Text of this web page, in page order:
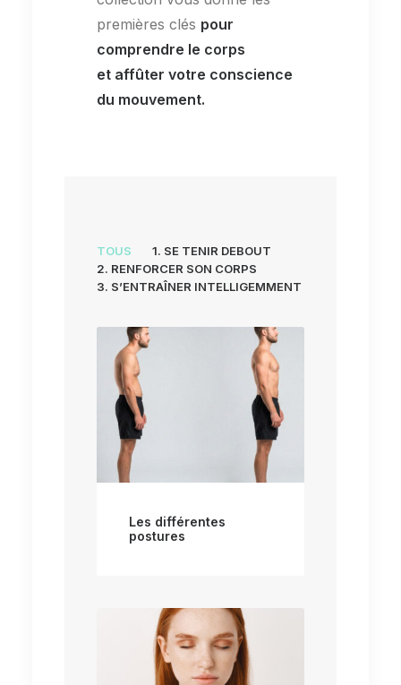
premières clés pour
comprendre le corps
et affûter votre conscience
du mouvement.
TOUS
1. SE TENIR DEBOUT
2. RENFORCER SON CORPS
3. S’ENTRAÎNER INTELLIGEMMENT
Les différentes
postures